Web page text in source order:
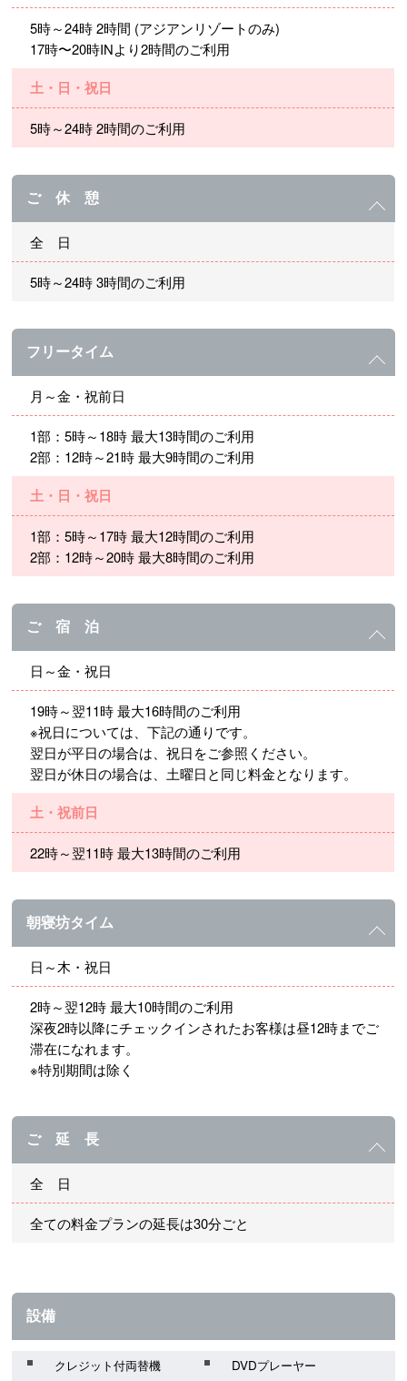
5時～24時 2時間 (アジアンリゾートのみ)
17時〜20時INより2時間のご利用
土・日・祝日
5時～24時 2時間のご利用
ご 休 憩
全 日
5時～24時 3時間のご利用
フリータイム
月～金・祝前日
1部：5時～18時 最大13時間のご利用
2部：12時～21時 最大9時間のご利用
土・日・祝日
1部：5時～17時 最大12時間のご利用
2部：12時～20時 最大8時間のご利用
ご 宿 泊
日～金・祝日
19時～翌11時 最大16時間のご利用
※祝日については、下記の通りです。
翌日が平日の場合は、祝日をご参照ください。
翌日が休日の場合は、土曜日と同じ料金となります。
土・祝前日
22時～翌11時 最大13時間のご利用
朝寝坊タイム
日～木・祝日
2時～翌12時 最大10時間のご利用
深夜2時以降にチェックインされたお客様は昼12時までご
滞在になれます。
※特別期間は除く
ご 延 長
全 日
全ての料金プランの延長は30分ごと
設備
クレジット付両替機
DVDプレーヤー